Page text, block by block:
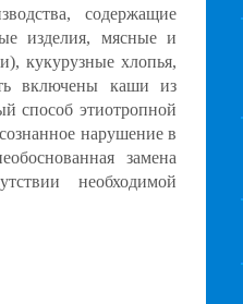
содержащие
изделия, мясные и
кукурузные хлопья,
включены каши из
способ этиотропной
нарушение в
замена
необходимой